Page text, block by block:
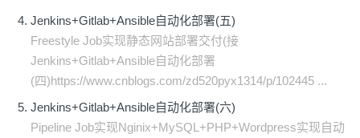
Jenkins+Gitlab+Ansible自动化部署(五)
Freestyle Job实现静态网站部署交付(接
Jenkins+Gitlab+Ansible自动化部署
(四)https://www.cnblogs.com/zd520pyx1314/p/102445 ...
Jenkins+Gitlab+Ansible自动化部署(六)
Pipeline Job实现Nginix+MySQL+PHP+Wordpress实现自动